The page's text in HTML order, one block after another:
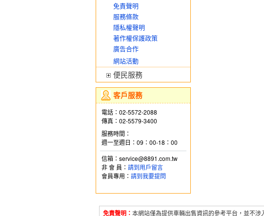
免責聲明
服務條款
隱私權聲明
著作權保護政策
廣告合作
網站活動
便民服務
客戶服務
電話：02-5572-2088
傳真：02-5579-3400
服務時間：
週一至週日：09：00-18：00
信箱：service@8891.com.tw
非 會 員： 請到用戶留言
會員專用： 請到我要提問
免責聲明： 本網站僅為提供車輛出售資訊的參考平台，並不